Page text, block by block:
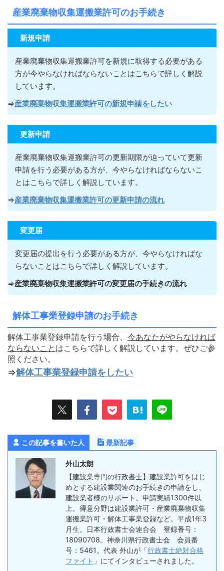
産業廃棄物収集運搬業許可のお手続き
新規申請
産業廃棄物収集運搬業許可を新規に取得する必要がある
方が今やらなければならないこ とはこちらで詳しく解説
しています。
⇒産業廃棄物収集運搬業許可の新規申請をしたい
更新申請
産業廃棄物収集運搬業許可の更新期限が迫っていて更新
申請を行う必要がある方が 、今やらなければならないこ
とはこちらで詳しく解説しています。
⇒産業廃棄物収集運搬業許可の更新申請の流れ
変更届
変更届の提出を行う必要がある方が 、今やらなければな
らないこ とはこちらで詳しく解説しています。
⇒産業廃棄物収集運搬業許可の変更届の手続きの流れ
解体工事業登録申請のお手続き
解体工事業登録申請を行う場合、 今あなたがやらなければ
ならないこ と はこちらで詳しく解説しています。ぜひご参
照ください。
⇒解体工事業登録申請をしたい
この記事を書いた人 最新記事
外山太朗
【建設業専門の行政書士】建設業許可をはじ
めとする建設業関連のお手続きの申請をし、
建設業者様のサポート。申請実績1300件以
上。得意分野は建設業許可・産業廃棄物収集
運搬業許可・解体工事業登録など。平成1年3
月生。日本行政書士会連合会 登録番号：
18090708。神奈川県行政書士会 会員番
号：5461。代表 外山が「行政書士絶対合格
ファイト 」にてインタビューされました。